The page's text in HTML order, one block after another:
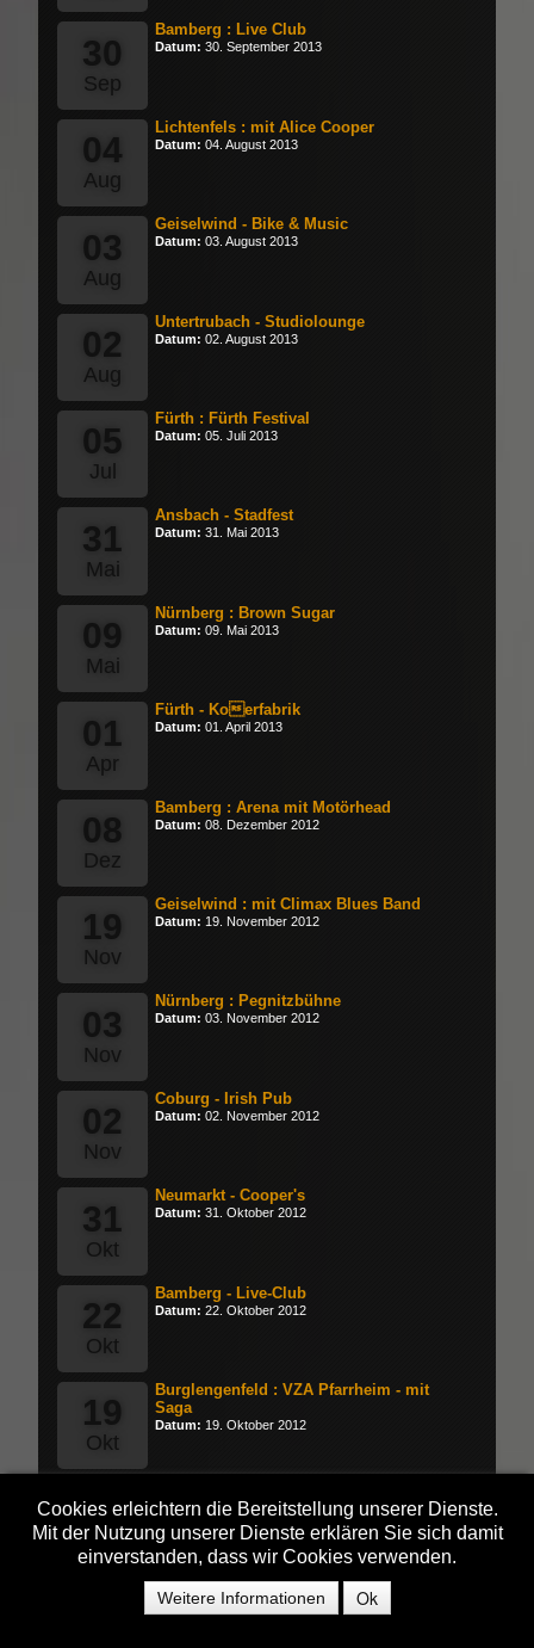
30
Sep
Bamberg : Live Club
Datum: 30. September 2013
04
Aug
Lichtenfels : mit Alice Cooper
Datum: 04. August 2013
03
Aug
Geiselwind - Bike & Music
Datum: 03. August 2013
02
Aug
Untertrubach - Studiolounge
Datum: 02. August 2013
05
Jul
Fürth : Fürth Festival
Datum: 05. Juli 2013
31
Mai
Ansbach - Stadfest
Datum: 31. Mai 2013
09
Mai
Nürnberg : Brown Sugar
Datum: 09. Mai 2013
01
Apr
Fürth - Koerfabrik
Datum: 01. April 2013
08
Dez
Bamberg : Arena mit Motörhead
Datum: 08. Dezember 2012
19
Nov
Geiselwind : mit Climax Blues Band
Datum: 19. November 2012
03
Nov
Nürnberg : Pegnitzbühne
Datum: 03. November 2012
02
Nov
Coburg - Irish Pub
Datum: 02. November 2012
31
Okt
Neumarkt - Cooper's
Datum: 31. Oktober 2012
22
Okt
Bamberg - Live-Club
Datum: 22. Oktober 2012
19
Okt
Burglengenfeld : VZA Pfarrheim - mit
Saga
Datum: 19. Oktober 2012
09
Jul
Datum: 09. Juli 2012
Bamberg - Live-Club
Datum:29. April 2012
Cookies erleichtern die Bereitstellung unserer Dienste.
Mit der Nutzung unserer Dienste erklären Sie sich damit
einverstanden, dass wir Cookies verwenden.
Weitere Informationen Ok